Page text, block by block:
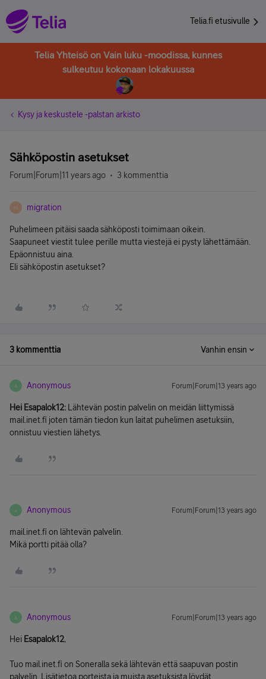
Telia.fi etusivulle
Telia Yhteisö on Vain luku -moodissa, kunnes
sulkeutuu kokonaan lokakuussa
Kysy ja keskustele -palstan arkisto
Sähköpostin asetukset
Forum|Forum|11 years ago 3 kommenttia
M migration
Puhelimeen pitäisi saada sähköposti toimimaan oikein.
Saapuneet viestit tulee perille mutta viestejä ei pysty lähettämään.
Epäonnistuu aina.
Eli sähköpostin asetukset?
3 kommenttia Vanhin ensin
A Anonymous Forum|Forum|13 years ago
Hei Esapalok12: Lähtevän postin palvelin on meidän liittymissä
mail.inet.fi joten tämän tiedon kun laitat puhelimen asetuksiin,
onnistuu viestien lähetys.
A Anonymous Forum|Forum|13 years ago
mail.inet.fi on lähtevän palvelin.
Mikä portti pitää olla?
A Anonymous Forum|Forum|13 years ago
Hei Esapalok12,
Tuo mail.inet.fi on Soneralla sekä lähtevän että saapuvan postin
palvelin. Lisätietoa porteista ja muista asetuksista löydät